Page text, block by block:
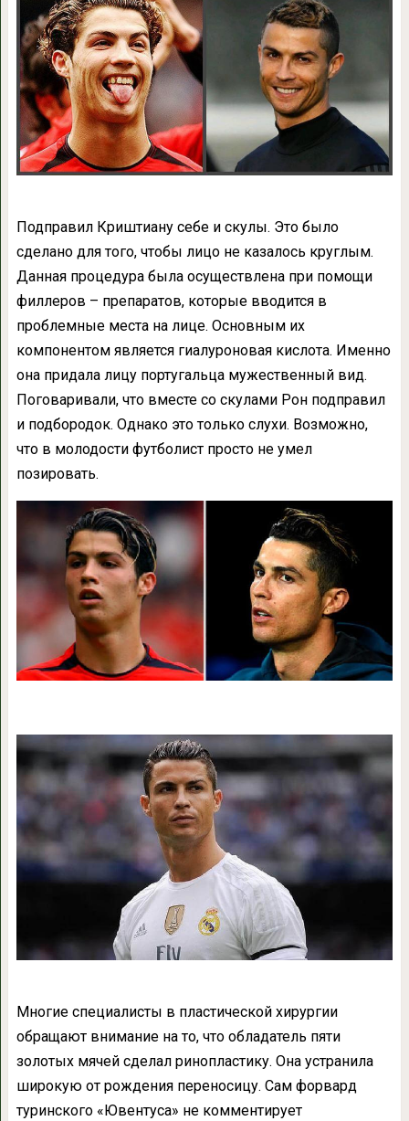
Подправил Криштиану себе и скулы. Это было
сделано для того, чтобы лицо не казалось круглым.
Данная процедура была осуществлена при помощи
филлеров – препаратов, которые вводится в
проблемные места на лице. Основным их
компонентом является гиалуроновая кислота. Именно
она придала лицу португальца мужественный вид.
Поговаривали, что вместе со скулами Рон подправил
и подбородок. Однако это только слухи. Возможно,
что в молодости футболист просто не умел
позировать.
Многие специалисты в пластической хирургии
обращают внимание на то, что обладатель пяти
золотых мячей сделал ринопластику. Она устранила
широкую от рождения переносицу. Сам форвард
туринского «Ювентуса» не комментирует